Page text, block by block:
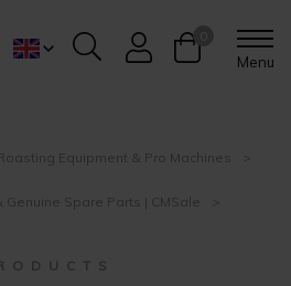
Menu
Equipment & Pro Machines
Spare Parts | CMSale
O D U C T S